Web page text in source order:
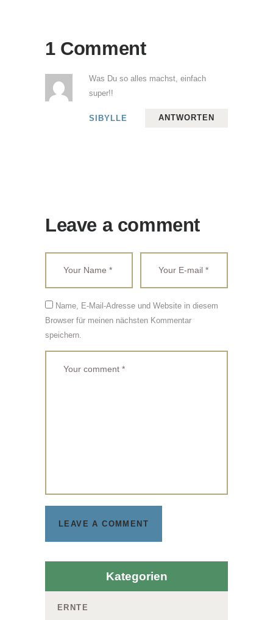
1 Comment
Was Du so alles machst, einfach
super!!
ANTWORTEN
SIBYLLE
Leave a comment
Name, E-Mail-Adresse und Website in diesem
Browser für meinen nächsten Kommentar
speichern.
Kategorien
ERNTE